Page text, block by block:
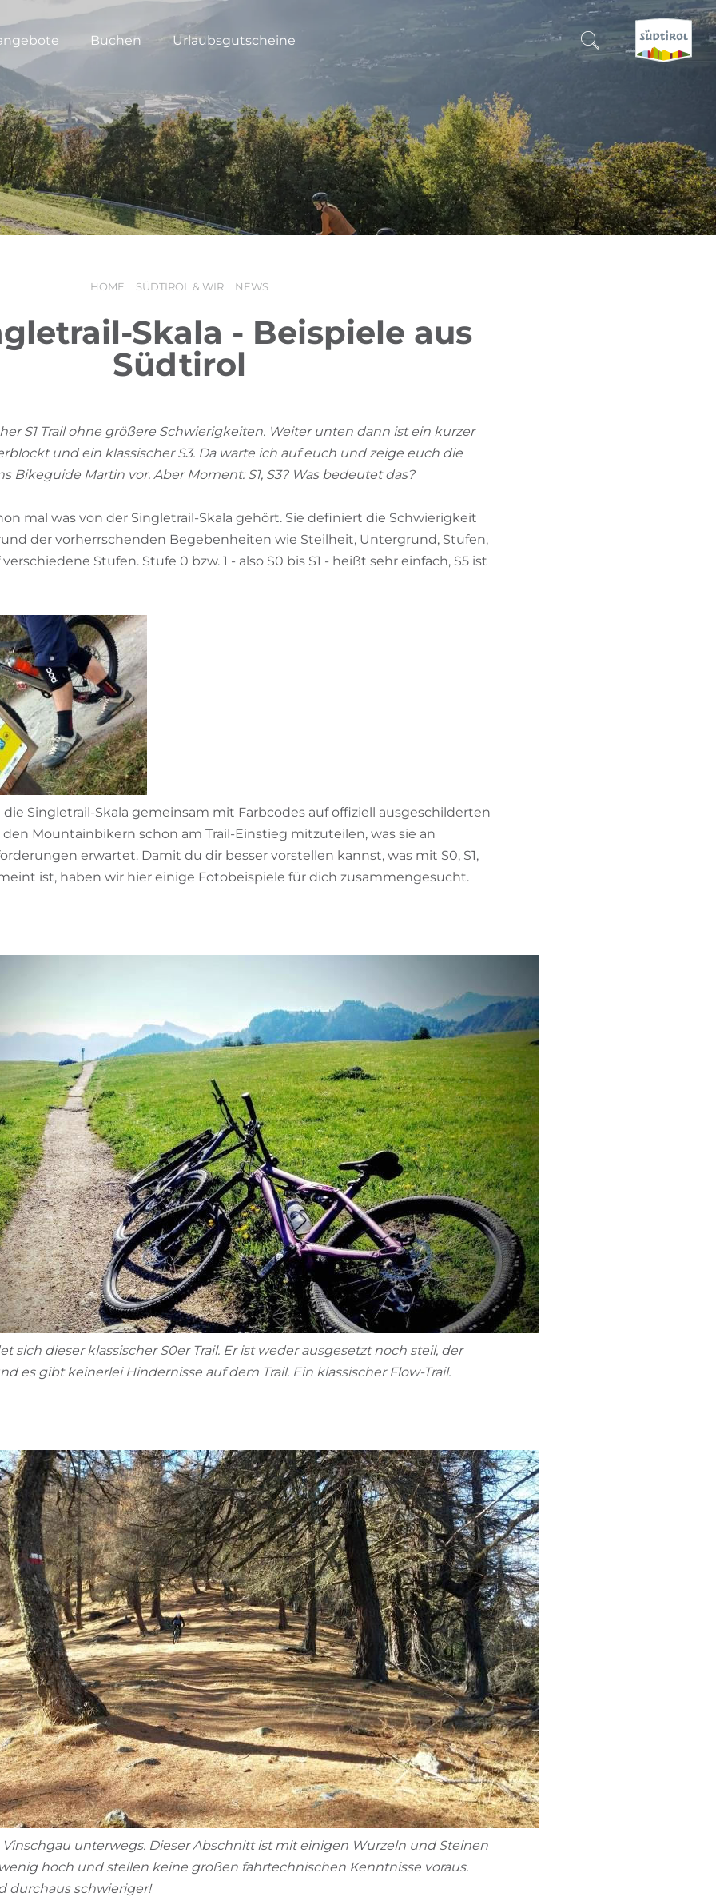
Buchen Urlaubsgutscheine
SUCHEN & BUCHEN
ENTDECKE SÜDTIROL
WANN?
-
HOME SÜDTIROL & WIR NEWS
Skala - Beispiele aus
Südtirol
S1 Trail ohne größere Schwierigkeiten. Weiter unten dann ist ein kurzer
und ein klassischer S3. Da warte ich auf euch und zeige euch die
Bikeguide Martin vor. Aber Moment: S1, S3? Was bedeutet das?
mal was von der Singletrail-Skala gehört. Sie definiert die Schwierigkeit
der vorherrschenden Begebenheiten wie Steilheit, Untergrund, Stufen,
Stufen. Stufe 0 bzw. 1 - also S0 bis S1 - heißt sehr einfach, S5 ist
Singletrail-Skala gemeinsam mit Farbcodes auf offiziell ausgeschilderten
Mountainbikern schon am Trail-Einstieg mitzuteilen, was sie an
erwartet. Damit du dir besser vorstellen kannst, was mit S0, S1,
ist, haben wir hier einige Fotobeispiele für dich zusammengesucht.
sich dieser klassischer S0er Trail. Er ist weder ausgesetzt noch steil, der
es gibt keinerlei Hindernisse auf dem Trail. Ein klassischer Flow-Trail.
unterwegs. Dieser Abschnitt ist mit einigen Wurzeln und Steinen
hoch und stellen keine großen fahrtechnischen Kenntnisse voraus.
durchaus schwieriger!